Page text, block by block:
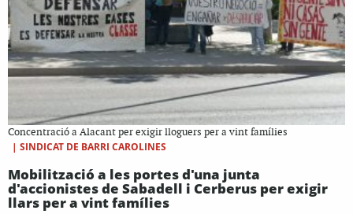
Concentració a Alacant per exigir lloguers per a vint famílies
| SINDICAT DE BARRI CAROLINES
Mobilització a les portes d'una junta
d'accionistes de Sabadell i Cerberus per exigir
llars per a vint famílies